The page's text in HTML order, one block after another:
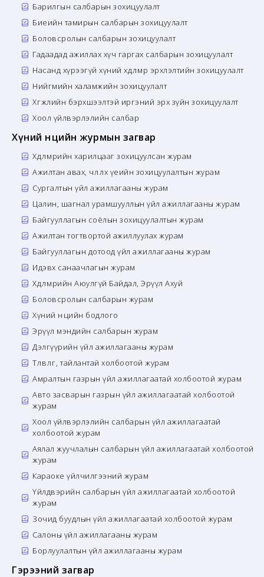
Барилгын салбарын зохицуулалт
Биеийн тамирын салбарын зохицуулалт
Боловсролын салбарын зохицуулалт
Гадаадад ажиллах хүч гаргах салбарын зохицуулалт
Насанд хүрээгүй хүний хөдөлмөр эрхлэлтийн зохицуулалт
Нийгмийн халамжийн зохицуулалт
Хөгжлийн бэрхшээлтэй иргэний эрх зүйн зохицуулалт
Хоол үйлвэрлэлийн салбар
Хүний нөөцийн журмын загвар
Хөдөлмөрийн харилцааг зохицуулсан журам
Ажилтан авах, чөлөөлөх үеийн зохицуулалтын журам
Сургалтын үйл ажиллагааны журам
Цалин, шагнал урамшууллын үйл ажиллагааны журам
Байгууллагын соёлын зохицуулалтын журам
Ажилтан тогтвортой ажиллуулах журам
Байгууллагын дотоод үйл ажиллагааны журам
Идэвх санаачлагын журам
Хөдөлмөрийн Аюулгүй Байдал, Эрүүл Ахуй
Боловсролын салбарын журам
Хүний нөөцийн бодлого
Эрүүл мэндийн салбарын журам
Дэлгүүрийн үйл ажиллагааны журам
Төлөвлөгөө, тайлантай холбоотой журам
Амралтын газрын үйл ажиллагаатай холбоотой журам
Авто засварын газрын үйл ажиллагаатай холбоотой
журам
Хоол үйлвэрлэлийн салбарын үйл ажиллагаатай
холбоотой журам
Аялал жуучлалын салбарын үйл ажиллагаатай холбоотой
журам
Караоке үйлчилгээний журам
Үйлдвэрийн салбарын үйл ажиллагаатай холбоотой
журам
Зочид буудлын үйл ажиллагаатай холбоотой журам
Салоны үйл ажиллагааны журам
Борлуулалтын үйл ажиллагааны журам
Гэрээний загвар